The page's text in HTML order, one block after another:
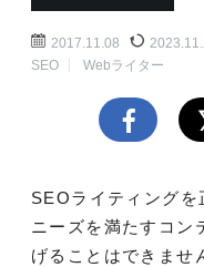
2017.11.08
SEO
Webライター
SEOライティングを
ニーズを満たすコン
げることはできませ